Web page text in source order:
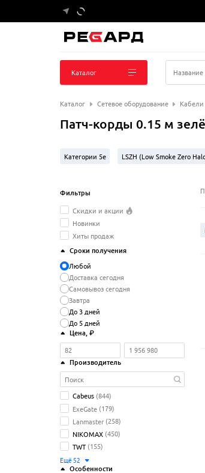
Каталог Название
Каталог Сетевое оборудование Кабели
Патч-корды 0.15 м
Категории 5e LSZH (Low Smoke Zero
Фильтры
Скидки и акции
Новинки
Хиты продаж
Сроки получения
Любой
Доставка сегодня
Самовывоз сегодня
Завтра
До 3 дней
До 5 дней
Цена , ₽
Производитель
Cabeus (844)
ExeGate (179)
Lanmaster (258)
NIKOMAX (450)
TWT (155)
Ещё 52
Особенности